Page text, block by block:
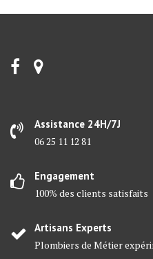
Assistance 24H/7J
06 25 11 12 81
Engagement
100% des clients satisfaits
Artisans Experts
Plombiers de Métier